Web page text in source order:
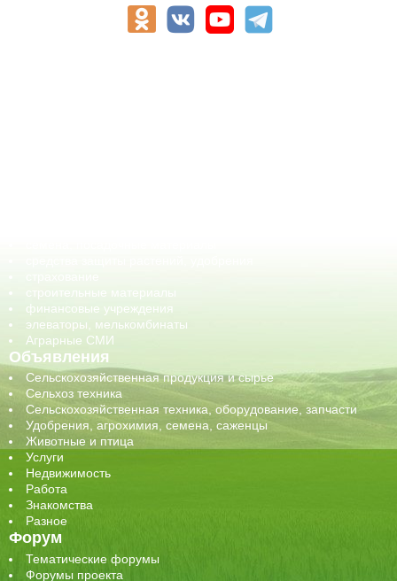
строительные материалы
финансовые учреждения
элеваторы, мелькомбинаты
Аграрные СМИ
Объявления
Сельскохозяйственная продукция и сырье
Сельхоз техника
Сельскохозяйственная техника, оборудование, запчасти
Удобрения, агрохимия, семена, саженцы
Животные и птица
Услуги
Недвижимость
Работа
Знакомства
Разное
Форум
Тематические форумы
Форумы проекта